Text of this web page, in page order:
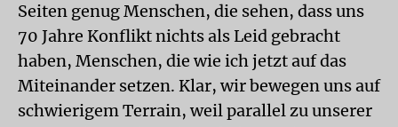
Seiten genug Menschen, die sehen, dass uns
70 Jahre Konflikt nichts als Leid gebracht
haben, Menschen, die wie ich jetzt auf das
Miteinander setzen. Klar, wir bewegen uns auf
schwierigem Terrain, weil parallel zu unserer